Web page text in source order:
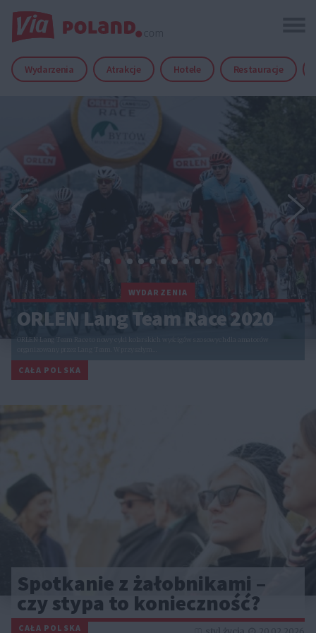
Wydarzenia Atrakcje Hotele Restauracje
WYDARZENIA
ORLEN Lang Team Race 2020
ORLEN Lang Team Race to nowy cykl kolarskich wyścigów szosowych dla amatorów
CAŁA POLSKA
Spotkanie z żałobnikami –
czy stypa to konieczność?
CAŁA POLSKA